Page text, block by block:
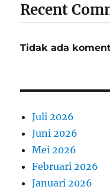
Recent
Tidak ada
Juli 2026
Juni 2026
Mei 2026
Februari 2026
Januari 2026